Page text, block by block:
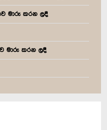
මාරු කරන ලදී
මාරු කරන ලදී